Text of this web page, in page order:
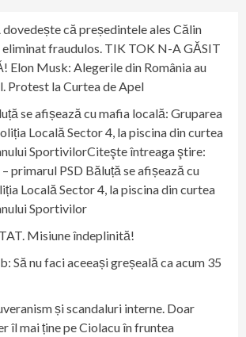
dovedește că președintele ales Călin
fraudulos. TIK TOK N-A GĂSIT
Elon Musk: Alegerile din România au
Protest la Curtea de Apel
se afișează cu mafia locală: Gruparea
Locală Sector 4, la piscina din curtea
SportivilorCiteşte întreaga ştire:
primarul PSD Băluță se afișează cu
Locală Sector 4, la piscina din curtea
Sportivilor
Misiune îndeplinită!
Să nu faci aceeași greșeală ca acum 35
și scandaluri interne. Doar
îl mai ține pe Ciolacu în fruntea